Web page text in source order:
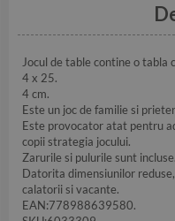
Jocul de table contine o tabla
4 x 25.
4 cm.
Este un joc de familie si
Este provocator atat pentru
copii strategia jocului.
Zarurile si pulurile sunt incluse.
Datorita dimensiunilor
calatorii si vacante.
EAN:778988639580.